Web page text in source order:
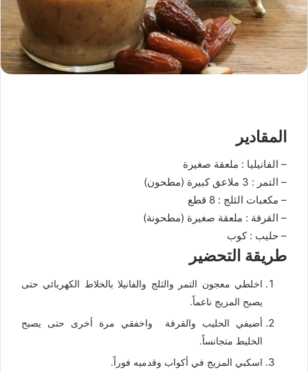
المقادير
– الفانيليا : ملعقة صغيرة
– التمر : 3 ملاعق كبيرة (مطحون)
– مكعبات الثلج : 8 قطع
– القرفة : ملعقة صغيرة (مطحونة)
– حليب : كوب
طريقة التحضير
اخلطي معجون التمر والثلج والفانيلا بالخلاط الكهربائي حتى
يصبح المزيج ناعماً.
أضيفي الحليب والقرفة واخفقي مرة أخرى حتى يصبح
الخليط متجانساً.
اسكبي المزيج في أكواب وقدميه فوراً.